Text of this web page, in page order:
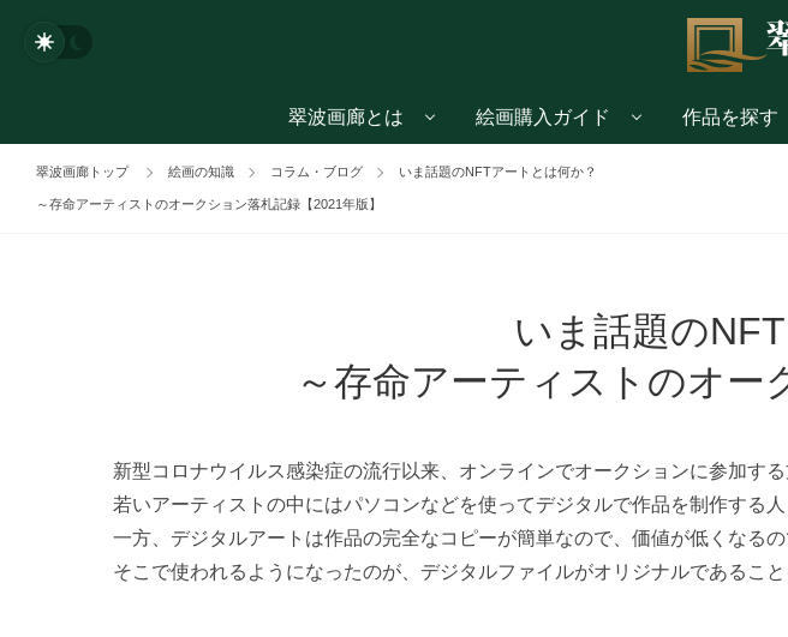
翠波画廊とは 絵画購入ガイド 作品を探す
翠波画廊トップ 絵画の知識 コラム・ブログ いま話題のNFTアートとは何か？
～存命アーティストのオークション落札記録【2021年版】
いま話題の
～存命アーティストのオー
新型コロナウイルス感染症の流行以来、オンラインでオークションに参加す
若いアーティストの中にはパソコンなどを使ってデジタルで作品を制作する
一方、デジタルアートは作品の完全なコピーが簡単なので、価値が低くなるの
そこで使われるようになったのが、デジタルファイルがオリジナルであるこ